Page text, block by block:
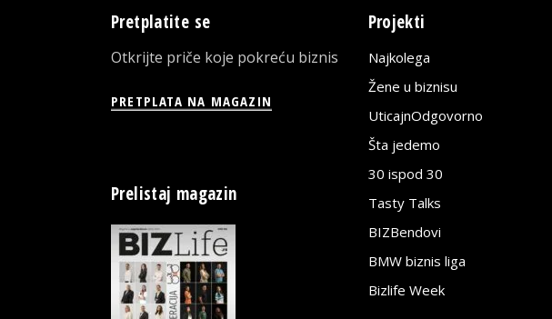
Pretplatite se
Otkrijte priče koje pokreću biznis
PRETPLATA NA MAGAZIN
Prelistaj magazin
Projekti
Najkolega
Žene u biznisu
UticajnOdgovorno
Šta jedemo
30 ispod 30
Tasty Talks
BIZBendovi
BMW biznis liga
Bizlife Week